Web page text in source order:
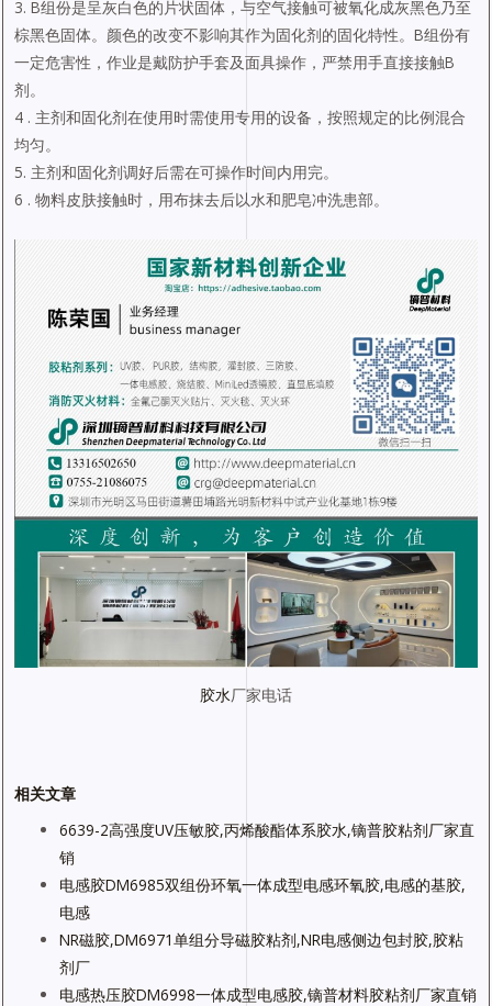
3. B组份是呈灰白色的片状固体，与空气接触可被氧化成灰黑色乃至
棕黑色固体。颜色的改变不影响其作为固化剂的固化特性。B组份有
一定危害性，作业是戴防护手套及面具操作，严禁用手直接接触B
剂。
4 . 主剂和固化剂在使用时需使用专用的设备，按照规定的比例混合
均匀。
5. 主剂和固化剂调好后需在可操作时间内用完。
6 . 物料皮肤接触时，用布抹去后以水和肥皂冲洗患部。
胶水厂家电话
相关文章
6639-2高强度UV压敏胶,丙烯酸酯体系胶水,镝普胶粘剂厂家直
销
电感胶DM6985双组份环氧一体成型电感环氧胶,电感的基胶,
电感
NR磁胶,DM6971单组分导磁胶粘剂,NR电感侧边包封胶,胶粘
剂厂
电感热压胶DM6998一体成型电感胶,镝普材料胶粘剂厂家直销